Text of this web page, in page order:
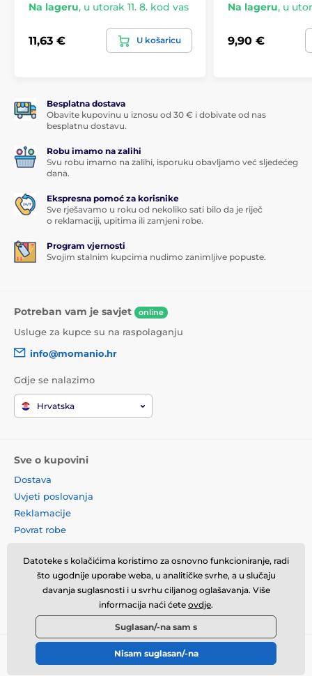
Na lageru, u utorak 11. 8. kod vas
11,63 € U košaricu
Na lageru, u
9,90 €
Besplatna dostava
Obavite kupovinu u iznosu od 30 € i dobivate od nas
besplatnu dostavu.
Robu imamo na zalihi
Svu robu imamo na zalihi, isporuku obavljamo već sljedećeg
dana.
Ekspresna pomoć za korisnike
Sve rješavamo u roku od nekoliko sati bilo da je riječ
o reklamaciji, upitima ili zamjeni robe.
Program vjernosti
Svojim stalnim kupcima nudimo zanimljive popuste.
Potreban vam je savjet online
Usluge za kupce su na raspolaganju
info@momanio.hr
Gdje se nalazimo
Hrvatska
Sve o kupovini
Dostava
Uvjeti poslovanja
Reklamacije
Povrat robe
Načela o korištenju kolačića
Kontaktne informacije
Informacije o obradi osobnih
© 2026 momanio.hr ⦁ E-trgovinu izradila
Datoteke s kolačićima koristimo za osnovno funkcioniranje, radi
što ugodnije uporabe weba, u analitičke svrhe, a u slučaju
davanja suglasnosti i u svrhu ciljanog oglašavanja. Više
informacija naći ćete ovdje.
Suglasan/-na sam s
Nisam suglasan/-na